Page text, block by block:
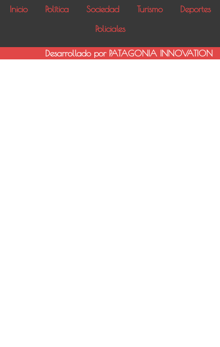
Inicio Política Sociedad Turismo
Deportes
Policiales
Desarrollado por PATAGONIA INNOVATION